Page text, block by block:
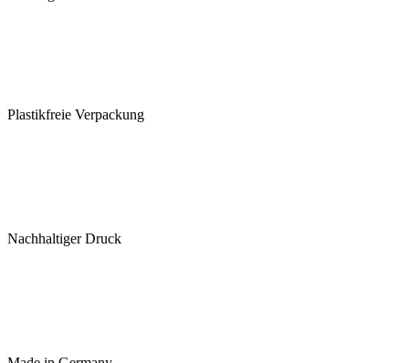
Plastikfreie Verpackung
Nachhaltiger Druck